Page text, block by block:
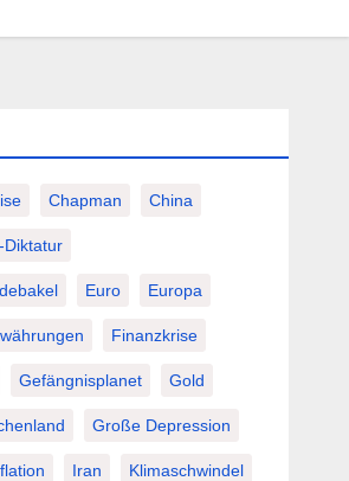
Chapman China
Diktatur
Euro Europa
Finanzkrise
Gefängnisplanet Gold
Große Depression
Iran Klimaschwindel